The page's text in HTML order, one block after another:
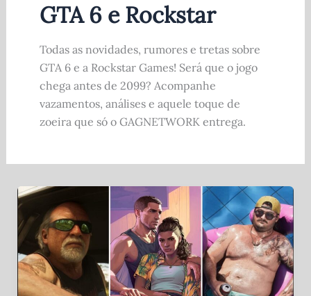
GTA 6 e Rockstar
Todas as novidades, rumores e tretas sobre
GTA 6 e a Rockstar Games! Será que o jogo
chega antes de 2099? Acompanhe
vazamentos, análises e aquele toque de
zoeira que só o GAGNETWORK entrega.